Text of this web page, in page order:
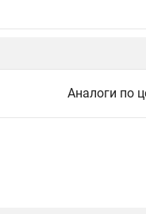
Аналоги по